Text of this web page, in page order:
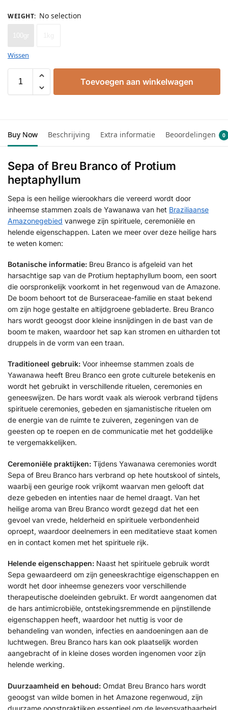
WEIGHT: No selection
100gr
Wissen
Toevoegen aan winkelwagen
Buy Now Beschrijving Extra informatie Beoordelingen 0
Sepa of Breu Branco of Protium
heptaphyllum
Sepa is een heilige wierookhars die vereerd wordt door
inheemse stammen zoals de Yawanawa van het Braziliaanse
Amazonegebied vanwege zijn spirituele, ceremoniële en
helende eigenschappen. Laten we meer over deze heilige hars
te weten komen:
Botanische informatie: Breu Branco is afgeleid van het
harsachtige sap van de Protium heptaphyllum boom, een soort
die oorspronkelijk voorkomt in het regenwoud van de Amazone.
De boom behoort tot de Burseraceae-familie en staat bekend
om zijn hoge gestalte en altijdgroene gebladerte. Breu Branco
hars wordt geoogst door kleine insnijdingen in de bast van de
boom te maken, waardoor het sap kan stromen en uitharden tot
druppels in de vorm van een traan.
Traditioneel gebruik: Voor inheemse stammen zoals de
Yawanawa heeft Breu Branco een grote culturele betekenis en
wordt het gebruikt in verschillende rituelen, ceremonies en
geneeswijzen. De hars wordt vaak als wierook verbrand tijdens
spirituele ceremonies, gebeden en sjamanistische rituelen om
de energie van de ruimte te zuiveren, zegeningen van de
geesten op te roepen en de communicatie met het goddelijke
te vergemakkelijken.
Ceremoniële praktijken: Tijdens Yawanawa ceremonies wordt
Sepa of Breu Branco hars verbrand op hete houtskool of sintels,
waarbij een geurige rook vrijkomt waarvan men gelooft dat
deze gebeden en intenties naar de hemel draagt. Van het
heilige aroma van Breu Branco wordt gezegd dat het een
gevoel van vrede, helderheid en spirituele verbondenheid
oproept, waardoor deelnemers in een meditatieve staat komen
en in contact komen met het spirituele rijk.
Helende eigenschappen: Naast het spirituele gebruik wordt
Sepa gewaardeerd om zijn geneeskrachtige eigenschappen en
wordt het door inheemse genezers voor verschillende
therapeutische doeleinden gebruikt. Er wordt aangenomen dat
de hars antimicrobiële, ontstekingsremmende en pijnstillende
eigenschappen heeft, waardoor het nuttig is voor de
behandeling van wonden, infecties en aandoeningen aan de
luchtwegen. Breu Branco hars kan ook plaatselijk worden
aangebracht of in kleine doses worden ingenomen voor zijn
helende werking.
Duurzaamheid en behoud: Omdat Breu Branco hars wordt
geoogst van wilde bomen in het Amazone regenwoud, zijn
duurzame oogstpraktijken essentieel om de levensvatbaarheid